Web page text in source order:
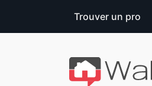
Trouver un pro